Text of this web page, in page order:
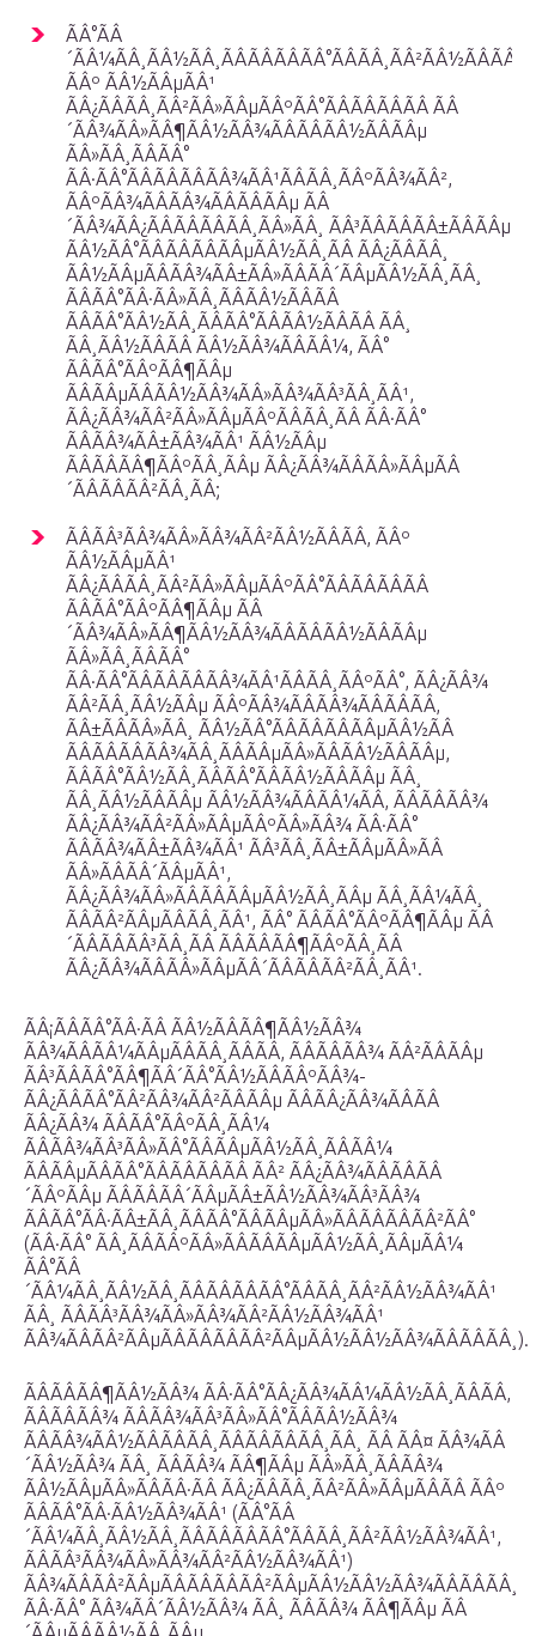
ÃÂ°ÃÂ
´ÃÂ¼ÃÂ¸ÃÂ½ÃÂ¸ÃÂÃÂÃÂÃÂ°ÃÂÃÂ¸ÃÂ²ÃÂ½ÃÂÃÂ,
ÃÂº ÃÂ½ÃÂµÃÂ¹
ÃÂ¿ÃÂÃÂ¸ÃÂ²ÃÂ»ÃÂµÃÂºÃÂ°ÃÂÃÂÃÂÃÂ ÃÂ
´ÃÂ¾ÃÂ»ÃÂ¶ÃÂ½ÃÂ¾ÃÂÃÂÃÂ½ÃÂÃÂµ
ÃÂ»ÃÂ¸ÃÂÃÂ°
ÃÂ·ÃÂ°ÃÂÃÂÃÂÃÂ¾ÃÂ¹ÃÂÃÂ¸ÃÂºÃÂ¾ÃÂ²,
ÃÂºÃÂ¾ÃÂÃÂ¾ÃÂÃÂÃÂµ ÃÂ
´ÃÂ¾ÃÂ¿ÃÂÃÂÃÂÃÂ¸ÃÂ»ÃÂ¸ ÃÂ³ÃÂÃÂÃÂ±ÃÂÃÂµ
ÃÂ½ÃÂ°ÃÂÃÂÃÂÃÂµÃÂ½ÃÂ¸ÃÂ ÃÂ¿ÃÂÃÂ¸
ÃÂ½ÃÂµÃÂÃÂ¾ÃÂ±ÃÂ»ÃÂÃÂ´ÃÂµÃÂ½ÃÂ¸ÃÂ¸
ÃÂÃÂ°ÃÂ·ÃÂ»ÃÂ¸ÃÂÃÂ½ÃÂÃÂ
ÃÂÃÂ°ÃÂ½ÃÂ¸ÃÂÃÂ°ÃÂÃÂ½ÃÂÃÂ ÃÂ¸
ÃÂ¸ÃÂ½ÃÂÃÂ ÃÂ½ÃÂ¾ÃÂÃÂ¼, ÃÂ°
ÃÂÃÂ°ÃÂºÃÂ¶ÃÂµ
ÃÂÃÂµÃÂÃÂ½ÃÂ¾ÃÂ»ÃÂ¾ÃÂ³ÃÂ¸ÃÂ¹,
ÃÂ¿ÃÂ¾ÃÂ²ÃÂ»ÃÂµÃÂºÃÂÃÂ¸ÃÂ ÃÂ·ÃÂ°
ÃÂÃÂ¾ÃÂ±ÃÂ¾ÃÂ¹ ÃÂ½ÃÂµ
ÃÂÃÂÃÂ¶ÃÂºÃÂ¸ÃÂµ ÃÂ¿ÃÂ¾ÃÂÃÂ»ÃÂµÃÂ
´ÃÂÃÂÃÂ²ÃÂ¸ÃÂ;
ÃÂÃÂ³ÃÂ¾ÃÂ»ÃÂ¾ÃÂ²ÃÂ½ÃÂÃÂ, ÃÂº
ÃÂ½ÃÂµÃÂ¹
ÃÂ¿ÃÂÃÂ¸ÃÂ²ÃÂ»ÃÂµÃÂºÃÂ°ÃÂÃÂÃÂÃÂ
ÃÂÃÂ°ÃÂºÃÂ¶ÃÂµ ÃÂ
´ÃÂ¾ÃÂ»ÃÂ¶ÃÂ½ÃÂ¾ÃÂÃÂÃÂ½ÃÂÃÂµ
ÃÂ»ÃÂ¸ÃÂÃÂ°
ÃÂ·ÃÂ°ÃÂÃÂÃÂÃÂ¾ÃÂ¹ÃÂÃÂ¸ÃÂºÃÂ°, ÃÂ¿ÃÂ¾
ÃÂ²ÃÂ¸ÃÂ½ÃÂµ ÃÂºÃÂ¾ÃÂÃÂ¾ÃÂÃÂÃÂ,
ÃÂ±ÃÂÃÂ»ÃÂ¸ ÃÂ½ÃÂ°ÃÂÃÂÃÂÃÂµÃÂ½ÃÂ
ÃÂÃÂÃÂÃÂ¾ÃÂ¸ÃÂÃÂµÃÂ»ÃÂÃÂ½ÃÂÃÂµ,
ÃÂÃÂ°ÃÂ½ÃÂ¸ÃÂÃÂ°ÃÂÃÂ½ÃÂÃÂµ ÃÂ¸
ÃÂ¸ÃÂ½ÃÂÃÂµ ÃÂ½ÃÂ¾ÃÂÃÂ¼ÃÂ, ÃÂÃÂÃÂ¾
ÃÂ¿ÃÂ¾ÃÂ²ÃÂ»ÃÂµÃÂºÃÂ»ÃÂ¾ ÃÂ·ÃÂ°
ÃÂÃÂ¾ÃÂ±ÃÂ¾ÃÂ¹ ÃÂ³ÃÂ¸ÃÂ±ÃÂµÃÂ»ÃÂ
ÃÂ»ÃÂÃÂ´ÃÂµÃÂ¹,
ÃÂ¿ÃÂ¾ÃÂ»ÃÂÃÂÃÂµÃÂ½ÃÂ¸ÃÂµ ÃÂ¸ÃÂ¼ÃÂ¸
ÃÂÃÂ²ÃÂµÃÂÃÂ¸ÃÂ¹, ÃÂ° ÃÂÃÂ°ÃÂºÃÂ¶ÃÂµ ÃÂ
´ÃÂÃÂÃÂ³ÃÂ¸ÃÂ ÃÂÃÂÃÂ¶ÃÂºÃÂ¸ÃÂ
ÃÂ¿ÃÂ¾ÃÂÃÂ»ÃÂµÃÂ´ÃÂÃÂÃÂ²ÃÂ¸ÃÂ¹.
ÃÂ¡ÃÂÃÂ°ÃÂ·ÃÂ ÃÂ½ÃÂÃÂ¶ÃÂ½ÃÂ¾
ÃÂ¾ÃÂÃÂ¼ÃÂµÃÂÃÂ¸ÃÂÃÂ, ÃÂÃÂÃÂ¾ ÃÂ²ÃÂÃÂµ
ÃÂ³ÃÂÃÂ°ÃÂ¶ÃÂ´ÃÂ°ÃÂ½ÃÂÃÂºÃÂ¾-
ÃÂ¿ÃÂÃÂ°ÃÂ²ÃÂ¾ÃÂ²ÃÂÃÂµ ÃÂÃÂ¿ÃÂ¾ÃÂÃÂ
ÃÂ¿ÃÂ¾ ÃÂÃÂ°ÃÂºÃÂ¸ÃÂ¼
ÃÂÃÂ¾ÃÂ³ÃÂ»ÃÂ°ÃÂÃÂµÃÂ½ÃÂ¸ÃÂÃÂ¼
ÃÂÃÂµÃÂÃÂ°ÃÂÃÂÃÂÃÂ ÃÂ² ÃÂ¿ÃÂ¾ÃÂÃÂÃÂ
´ÃÂºÃÂµ ÃÂÃÂÃÂ´ÃÂµÃÂ±ÃÂ½ÃÂ¾ÃÂ³ÃÂ¾
ÃÂÃÂ°ÃÂ·ÃÂ±ÃÂ¸ÃÂÃÂ°ÃÂÃÂµÃÂ»ÃÂÃÂÃÂÃÂ²ÃÂ°
(ÃÂ·ÃÂ° ÃÂ¸ÃÂÃÂºÃÂ»ÃÂÃÂÃÂµÃÂ½ÃÂ¸ÃÂµÃÂ¼
ÃÂ°ÃÂ
´ÃÂ¼ÃÂ¸ÃÂ½ÃÂ¸ÃÂÃÂÃÂÃÂ°ÃÂÃÂ¸ÃÂ²ÃÂ½ÃÂ¾ÃÂ¹
ÃÂ¸ ÃÂÃÂ³ÃÂ¾ÃÂ»ÃÂ¾ÃÂ²ÃÂ½ÃÂ¾ÃÂ¹
ÃÂ¾ÃÂÃÂ²ÃÂµÃÂÃÂÃÂÃÂ²ÃÂµÃÂ½ÃÂ½ÃÂ¾ÃÂÃÂÃÂ¸).
ÃÂÃÂÃÂ¶ÃÂ½ÃÂ¾ ÃÂ·ÃÂ°ÃÂ¿ÃÂ¾ÃÂ¼ÃÂ½ÃÂ¸ÃÂÃÂ,
ÃÂÃÂÃÂ¾ ÃÂÃÂ¾ÃÂ³ÃÂ»ÃÂ°ÃÂÃÂ½ÃÂ¾
ÃÂÃÂ¾ÃÂ½ÃÂÃÂÃÂ¸ÃÂÃÂÃÂÃÂ¸ÃÂ¸ ÃÂ ÃÂ¤ ÃÂ¾ÃÂ
´ÃÂ½ÃÂ¾ ÃÂ¸ ÃÂÃÂ¾ ÃÂ¶ÃÂµ ÃÂ»ÃÂ¸ÃÂÃÂ¾
ÃÂ½ÃÂµÃÂ»ÃÂÃÂ·ÃÂ ÃÂ¿ÃÂÃÂ¸ÃÂ²ÃÂ»ÃÂµÃÂÃÂ ÃÂº
ÃÂÃÂ°ÃÂ·ÃÂ½ÃÂ¾ÃÂ¹ (ÃÂ°ÃÂ
´ÃÂ¼ÃÂ¸ÃÂ½ÃÂ¸ÃÂÃÂÃÂÃÂ°ÃÂÃÂ¸ÃÂ²ÃÂ½ÃÂ¾ÃÂ¹,
ÃÂÃÂ³ÃÂ¾ÃÂ»ÃÂ¾ÃÂ²ÃÂ½ÃÂ¾ÃÂ¹)
ÃÂ¾ÃÂÃÂ²ÃÂµÃÂÃÂÃÂÃÂ²ÃÂµÃÂ½ÃÂ½ÃÂ¾ÃÂÃÂÃÂ¸
ÃÂ·ÃÂ° ÃÂ¾ÃÂ´ÃÂ½ÃÂ¾ ÃÂ¸ ÃÂÃÂ¾ ÃÂ¶ÃÂµ ÃÂ